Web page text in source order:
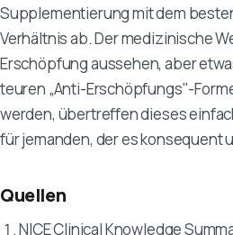
Supplementierung mit dem
Verhältnis ab. Der medizinische
Erschöpfung aussehen, aber
teuren „Anti-Erschöpfungs"-
werden, übertreffen dieses
für jemanden, der es konsequent
Quellen
NICE Clinical Knowledge